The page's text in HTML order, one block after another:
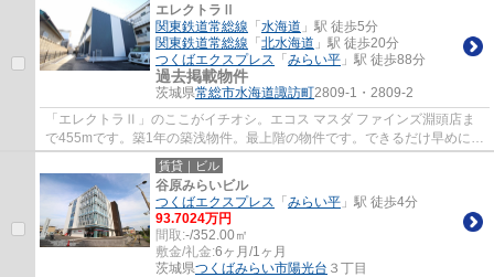
エレクトラⅡ
関東鉄道常総線 「 水海道 」駅 徒歩5分
関東鉄道常総線 「 北水海道 」駅 徒歩20分
つくばエクスプレス 「 みらい平 」駅 徒歩88分
過去掲載物件
茨城県常総市水海道諏訪町2809-1・2809-2
「エレクトラⅡ」のここがイチオシ。エコス マスダ ファインズ淵頭店ま
で455mです。築1年の築浅物件。最上階の物件です。できるだけ早めに不
動産情報を集めたい方は当社スタッフまでご...
賃貸｜ビル
谷原みらいビル
つくばエクスプレス 「 みらい平 」駅 徒歩4分
93.7024万円
間取:-/352.00㎡
敷金/礼金:6ヶ月/1ヶ月
茨城県つくばみらい市陽光台 ３丁目